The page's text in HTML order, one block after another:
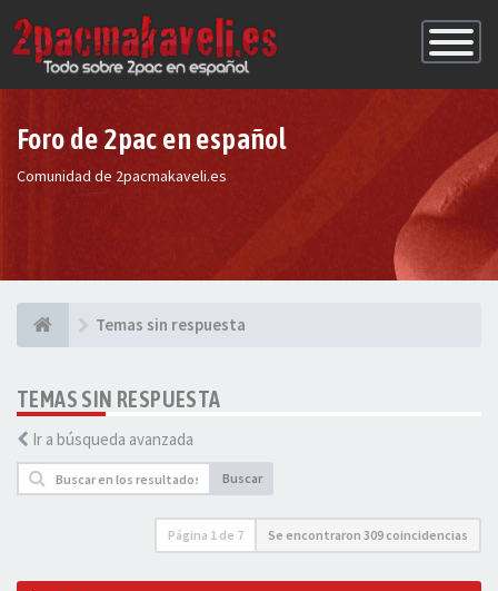
de
Foro de 2pac en español
Comunidad de 2pacmakaveli.es
Temas sin respuesta
TEMAS SIN RESPUESTA
Ir a búsqueda avanzada
Buscar
Página 1 de 7 Se encontraron 309 coincidencias